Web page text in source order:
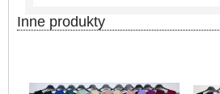
Inne produkty